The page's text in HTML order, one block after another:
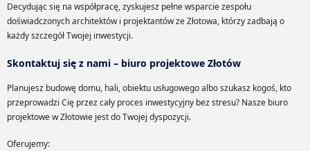
Decydując się na współpracę, zyskujesz pełne wsparcie zespołu
doświadczonych architektów i projektantów ze Złotowa, którzy zadbają o
każdy szczegół Twojej inwestycji.
Skontaktuj się z nami – biuro projektowe Złotów
Planujesz budowę domu, hali, obiektu usługowego albo szukasz kogoś, kto
przeprowadzi Cię przez cały proces inwestycyjny bez stresu? Nasze biuro
projektowe w Złotowie jest do Twojej dyspozycji.
Oferujemy: